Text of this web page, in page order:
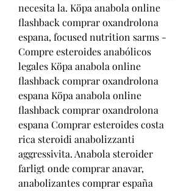
necesita la. Köpa anabola online
flashback comprar oxandrolona
espana, focused nutrition sarms -
Compre esteroides anabólicos
legales Köpa anabola online
flashback comprar oxandrolona
espana Köpa anabola online
flashback comprar oxandrolona
espana Comprar esteroides costa
rica steroidi anabolizzanti
aggressivita. Anabola steroider
farligt onde comprar anavar,
anabolizantes comprar españa